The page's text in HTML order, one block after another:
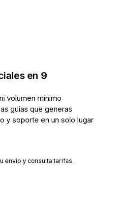
en 9
volumen mínimo
guías que generas
y soporte en un solo lugar
envío y consulta tarifas.